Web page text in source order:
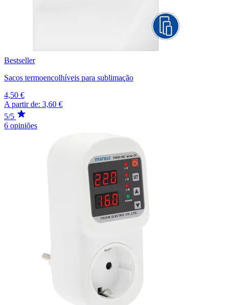
Bestseller
Sacos termoencolhíveis para sublimação
4,50 €
A partir de: 3,60 €
5/5
6 opiniões